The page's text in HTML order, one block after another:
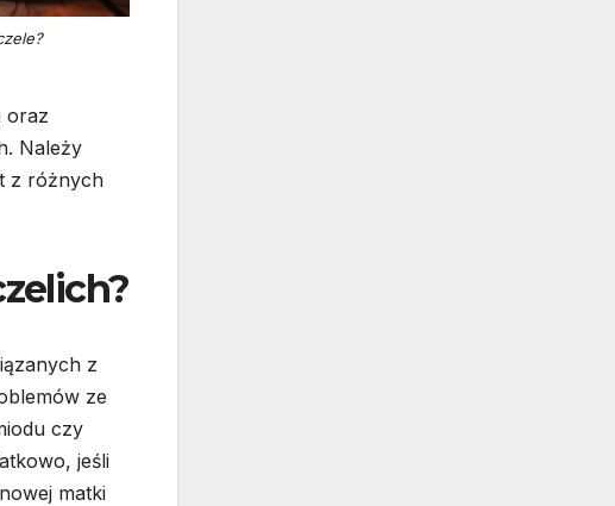
oraz
Należy
z różnych
z
ze
czy
jeśli
matki